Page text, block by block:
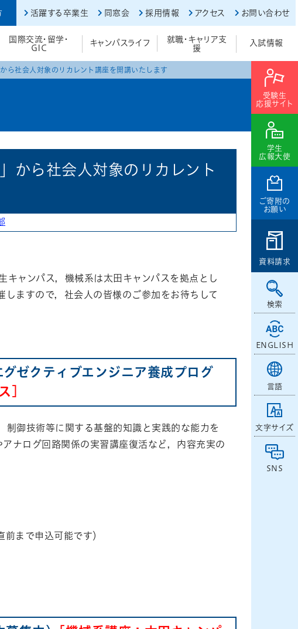
活躍する卒業生 同窓会 採用情報 アクセス お問い合わせ
国際交流・留学・
GIC
キャンパスライフ
就職・キャリア支
援
入試情報
受験生
応援サイト
学生
広報大使
ご寄附の
お願い
資料請求
検索
ENGLISH
言語
文字サイズ
SNS
ら社会人対象のリカレント講座を開講いたします
から社会人対象のリカレント
ャンパス，機械系は太田キャンパスを拠点とし
ますので，社会人の皆様のご参加をお待ちして
ゼクティブエンジニア養成プログ
]
制御技術等に関する基盤的知識と実践的な能力を
ナログ回路関係の実習講座復活など，内容充実の
まで申込可能です）